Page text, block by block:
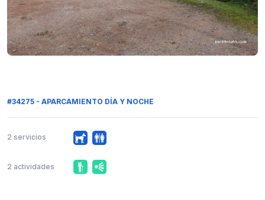
#34275 - APARCAMIENTO DÍA Y NOCHE
2 servicios
2 actividades